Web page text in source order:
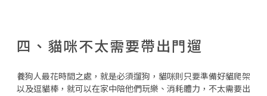
四、貓咪不太需要帶出門遛
養狗人最花時間之處，就是必須遛狗，貓咪則只要準備好貓爬架
以及逗貓棒，就可以在家中陪他們玩樂、消耗體力，不太需要出